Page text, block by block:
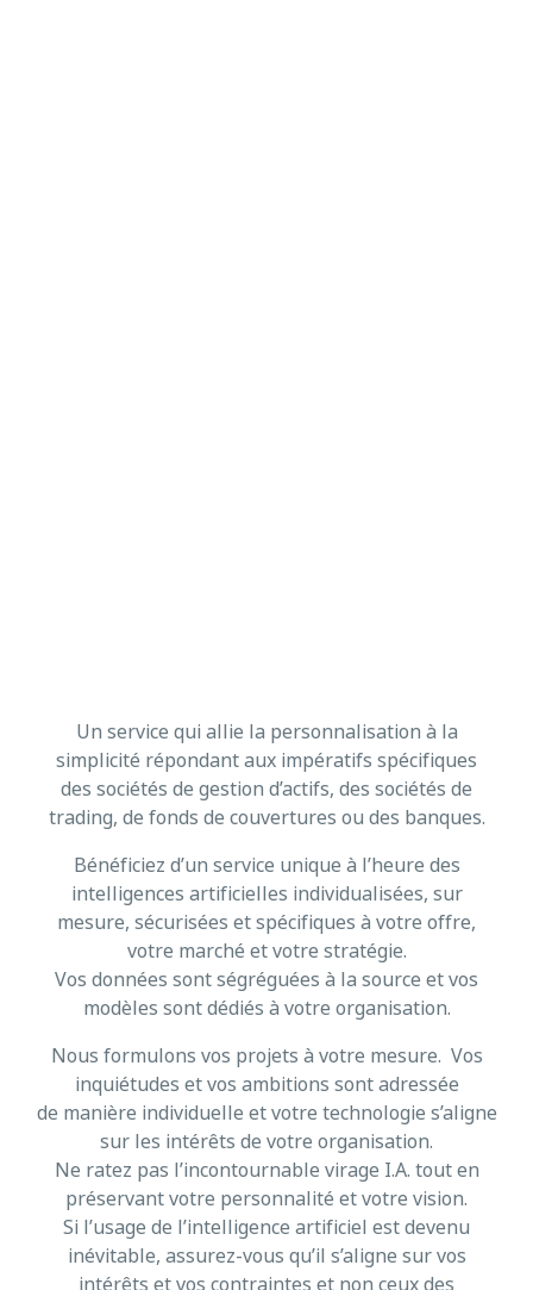
Un service qui allie la personnalisation à la
simplicité répondant aux impératifs spécifiques
des sociétés de gestion d’actifs, des sociétés de
trading, de fonds de couvertures ou des banques.
Bénéficiez d’un service unique à l’heure des
intelligences artificielles individualisées, sur
mesure, sécurisées et spécifiques à votre offre,
votre marché et votre stratégie.
Vos données sont ségréguées à la source et vos
modèles sont dédiés à votre organisation.
Nous formulons vos projets à votre mesure. Vos
inquiétudes et vos ambitions sont adressée
de manière individuelle et votre technologie s’aligne
sur les intérêts de votre organisation.
Ne ratez pas l’incontournable virage I.A. tout en
préservant votre personnalité et votre vision.
Si l’usage de l’intelligence artificiel est devenu
inévitable, assurez-vous qu’il s’aligne sur vos
intérêts et vos contraintes et non ceux des